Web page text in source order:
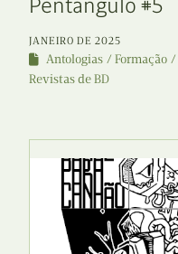
JANEIRO DE 2025
Antologias Formação
Revistas de BD